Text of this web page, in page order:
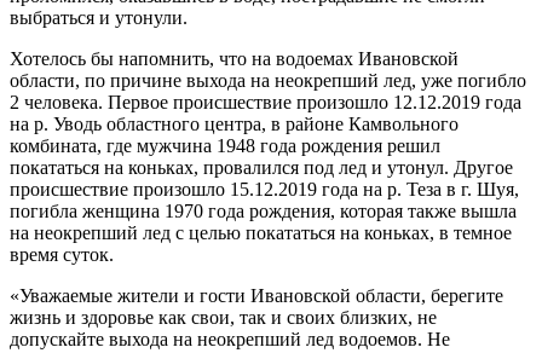
выбраться и утонули.
Хотелось бы напомнить, что на водоемах Ивановской
области, по причине выхода на неокрепший лед, уже погибло
2 человека. Первое происшествие произошло 12.12.2019 года
на р. Уводь областного центра, в районе Камвольного
комбината, где мужчина 1948 года рождения решил
покататься на коньках, провалился под лед и утонул. Другое
происшествие произошло 15.12.2019 года на р. Теза в г. Шуя,
погибла женщина 1970 года рождения, которая также вышла
на неокрепший лед с целью покататься на коньках, в темное
время суток.
«Уважаемые жители и гости Ивановской области, берегите
жизнь и здоровье как свои, так и своих близких, не
допускайте выхода на неокрепший лед водоемов. Не